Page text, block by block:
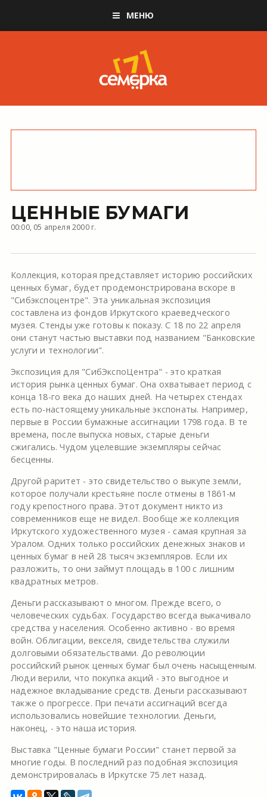
МЕНЮ
ЦЕННЫЕ БУМАГИ
00:00, 05 апреля 2000 г.
Коллекция, которая представляет историю российских
ценных бумаг, будет продемонстрирована вскоре в
"Сибэкспоцентре". Эта уникальная экспозиция
составлена из фондов Иркутского краеведческого
музея. Стенды уже готовы к показу. С 18 по 22 апреля
они станут частью выставки под названием "Банковские
услуги и технологии".
Экспозиция для "СибЭкспоЦентра" - это краткая
история рынка ценных бумаг. Она охватывает период с
конца 18-го века до наших дней. На четырех стендах
есть по-настоящему уникальные экспонаты. Например,
первые в России бумажные ассигнации 1798 года. В те
времена, после выпуска новых, старые деньги
сжигались. Чудом уцелевшие экземпляры сейчас
бесценны.
Другой раритет - это свидетельство о выкупе земли,
которое получали крестьяне после отмены в 1861-м
году крепостного права. Этот документ никто из
современников еще не видел. Вообще же коллекция
Иркутского художественного музея - самая крупная за
Уралом. Одних только российских денежных знаков и
ценных бумаг в ней 28 тысяч экземпляров. Если их
разложить, то они займут площадь в 100 с лишним
квадратных метров.
Деньги рассказывают о многом. Прежде всего, о
человеческих судьбах. Государство всегда выкачивало
средства у населения. Особенно активно - во время
войн. Облигации, векселя, свидетельства служили
долговыми обязательствами. До революции
российский рынок ценных бумаг был очень насыщенным.
Люди верили, что покупка акций - это выгодное и
надежное вкладывание средств. Деньги рассказывают
также о прогрессе. При печати ассигнаций всегда
использовались новейшие технологии. Деньги,
наконец, - это наша история.
Выставка "Ценные бумаги России" станет первой за
многие годы. В последний раз подобная экспозиция
демонстрировалась в Иркутске 75 лет назад.